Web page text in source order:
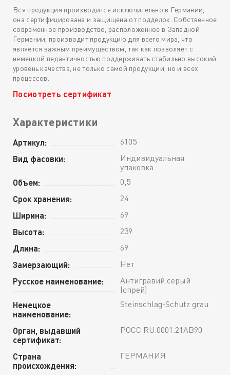
Вся продукция производится исключительно в Германии,
она сертифицирована и защищена от подделок. Собственное
современное производство, расположенное в Западной
Германии, производит продукцию для всего мира, что
является важным преимуществом, так как позволяет с
немецкой педантичностью поддерживать стабильно высокий
уровень качества, не только самой продукции, но и всех
процессов.
Посмотреть сертификат
Характеристики
Артикул: 6105
Вид фасовки:
Индивидуальная
упаковка
Объем: 0,5
Срок хранения: 24
Ширина: 69
Высота: 239
Длина: 69
Замерзающий: Нет
Русское наименование:
Антигравий серый
(спрей)
Немецкое
наименование:
Steinschlag-Schutz grau
Орган, выдавший
сертификат:
РОСС RU.0001.21АВ90
Страна
происхождения:
ГЕРМАНИЯ